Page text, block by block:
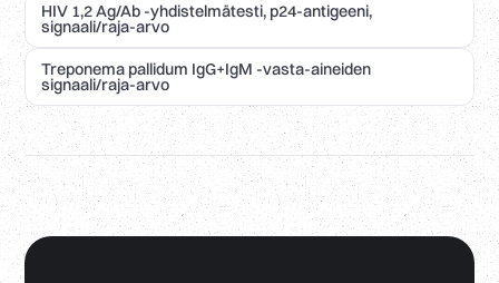
HIV 1,2 Ag/Ab -yhdistelmätesti, p24-antigeeni,
signaali/raja-arvo
Treponema pallidum IgG+IgM -vasta-aineiden
signaali/raja-arvo